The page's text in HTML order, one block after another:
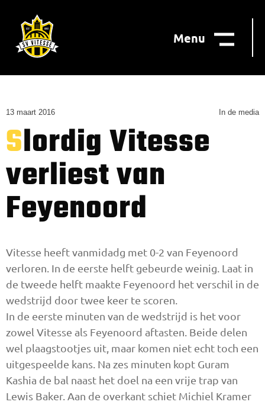
Menu
13 maart 2016 In de media
Slordig Vitesse
verliest van
Feyenoord
Vitesse heeft vanmidadg met 0-2 van Feyenoord
verloren. In de eerste helft gebeurde weinig. Laat in
de tweede helft maakte Feyenoord het verschil in de
wedstrijd door twee keer te scoren.
In de eerste minuten van de wedstrijd is het voor
zowel Vitesse als Feyenoord aftasten. Beide delen
wel plaagstootjes uit, maar komen niet echt toch een
uitgespeelde kans. Na zes minuten kopt Guram
Kashia de bal naast het doel na een vrije trap van
Lewis Baker. Aan de overkant schiet Michiel Kramer